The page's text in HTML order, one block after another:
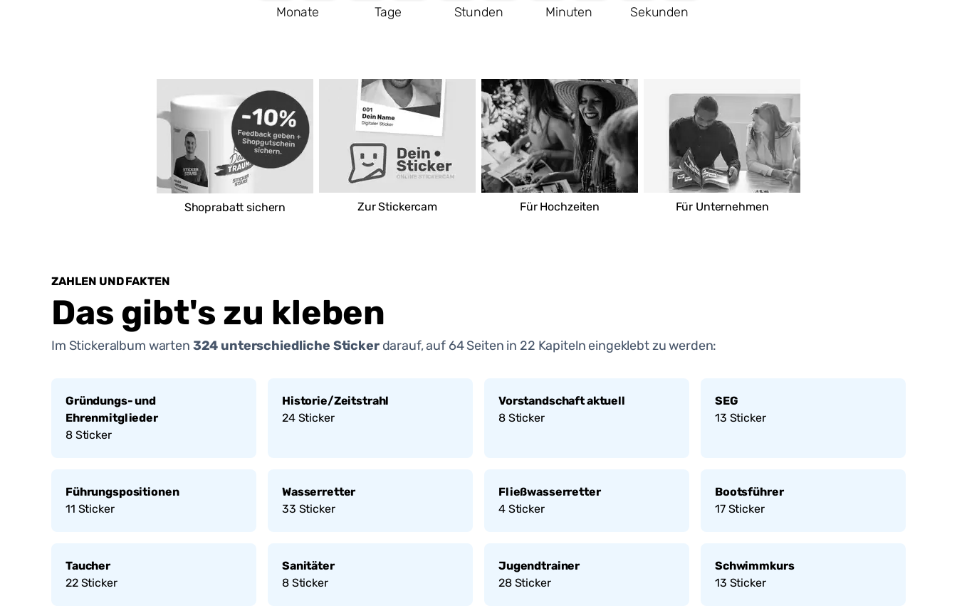
Monate Tage Stunden Minuten Sekunden
EDEKA-Ernst - Standort Reisbach
Am Kreisverkehr 5
94419 Reisbach
Deutschland
Route
Shoprabatt sichern
Zur Stickercam Für Hochzeiten Für Unternehmen
ZAHLEN UND FAKTEN
Das gibt's zu kleben
Im Stickeralbum warten 324 unterschiedliche Sticker darauf, auf 64Seiten in 22 Kapiteln eingeklebt zu werden:
Gründungs- und
Ehrenmitglieder
8Sticker
Historie/Zeitstrahl
24Sticker
Vorstandschaft aktuell
8Sticker
SEG
13 Sticker
Führungspositionen
11 Sticker
Wasserretter
33 Sticker
Fließwasserretter
4Sticker
Bootsführer
17Sticker
Taucher
22Sticker
Sanitäter
8Sticker
Jugendtrainer
28Sticker
Schwimmkurs
13 Sticker